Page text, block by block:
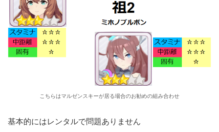
こちらはマルゼンスキーが居る場合のお勧めの組み合わせ
基本的にはレンタルで問題ありません